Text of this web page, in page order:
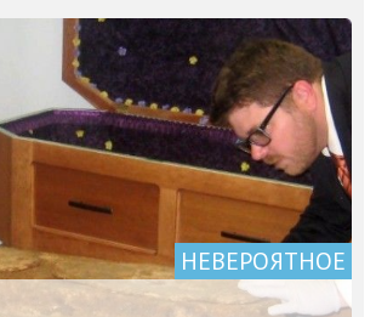
НЕВЕРОЯТНОЕ